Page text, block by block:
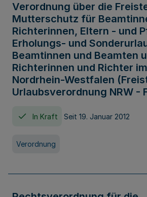
Verordnung über die
Mutterschutz für
Richterinnen, Eltern - und
Erholungs- und
Beamtinnen und Beamten
Richterinnen und Richter
Nordrhein-Westfalen
Urlaubsverordnung NRW -
In Kraft Seit 19. Januar 2012
Verordnung